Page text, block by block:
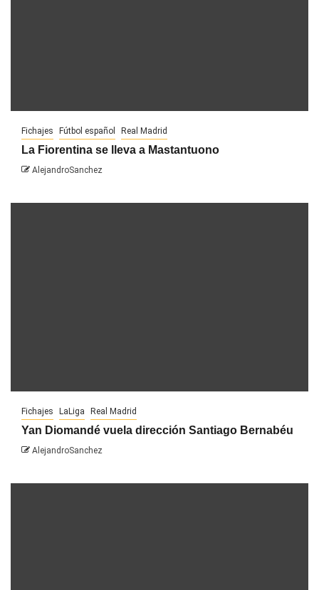
Fichajes Fútbol español Real Madrid
La Fiorentina se lleva a Mastantuono
AlejandroSanchez
Fichajes LaLiga Real Madrid
Yan Diomandé vuela dirección Santiago Bernabéu
AlejandroSanchez